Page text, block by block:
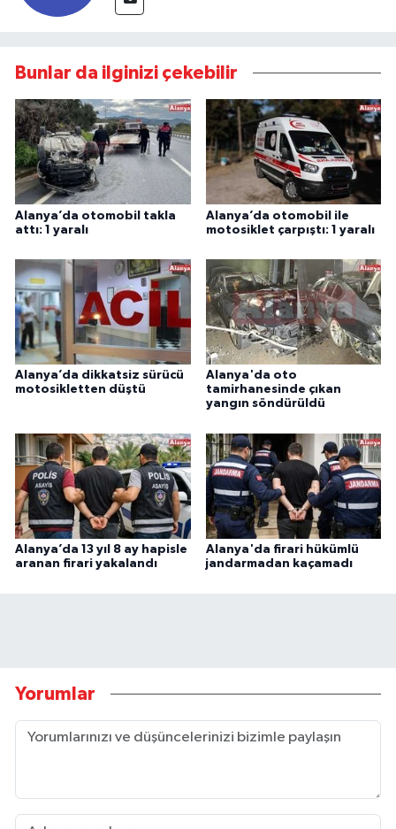
Bunlar da ilginizi çekebilir
Alanya’da otomobil takla
attı: 1 yaralı
Alanya’da otomobil ile
motosiklet çarpıştı: 1 yaralı
Alanya’da dikkatsiz sürücü
motosikletten düştü
Alanya'da oto
tamirhanesinde çıkan
yangın söndürüldü
Alanya’da 13 yıl 8 ay hapisle
aranan firari yakalandı
Alanya'da firari hükümlü
jandarmadan kaçamadı
Yorumlar